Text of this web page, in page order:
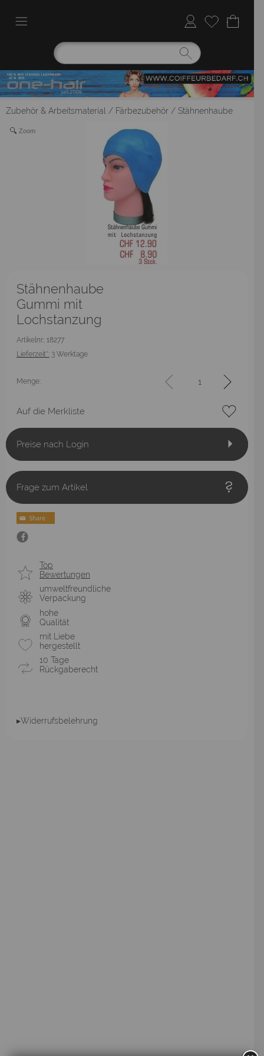
Zubehör & Arbeitsmaterial / Färbezubehör / Stähnenhaube
Zoom
Stähnenhaube
Gummi mit
Lochstanzung
Artikelnr.: 18277
Lieferzeit*: 3 Werktage
Menge:
Auf die Merkliste
Preise nach Login
Frage zum Artikel
Top
Bewertungen
umweltfreundliche
Verpackung
hohe
Qualität
mit Liebe
hergestellt
10 Tage
Rückgaberecht
▸Widerrufsbelehrung